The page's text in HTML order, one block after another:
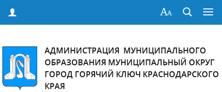
АДМИНИСТРАЦИЯ МУНИЦИПАЛЬНОГО
ОБРАЗОВАНИЯ МУНИЦИПАЛЬНЫЙ ОКРУГ
ГОРОД ГОРЯЧИЙ КЛЮЧ КРАСНОДАРСКОГО
КРАЯ